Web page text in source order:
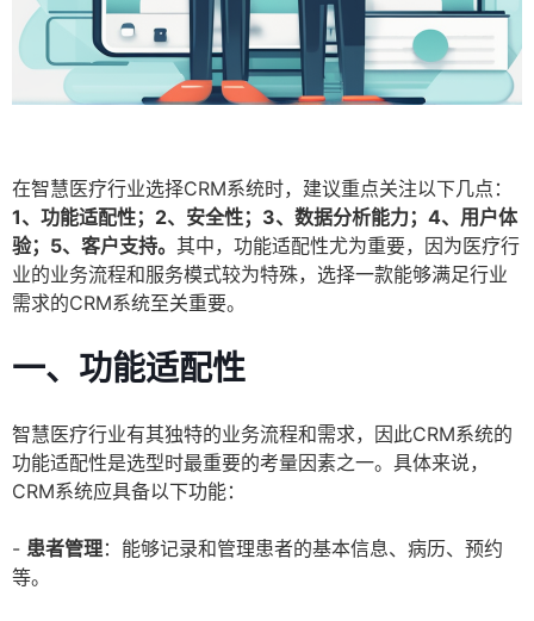
在智慧医疗行业选择CRM系统时，建议重点关注以下几点：
1、功能适配性；2、安全性；3、数据分析能力；4、用户体
验；5、客户支持。 其中，功能适配性尤为重要，因为医疗行
业的业务流程和服务模式较为特殊，选择一款能够满足行业
需求的CRM系统至关重要。
一、功能适配性
智慧医疗行业有其独特的业务流程和需求，因此CRM系统的
功能适配性是选型时最重要的考量因素之一。具体来说，
CRM系统应具备以下功能：
- 患者管理：能够记录和管理患者的基本信息、病历、预约
等。